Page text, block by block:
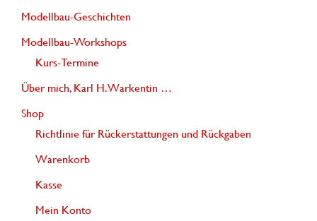
Modellbau-Geschichten
Modellbau-Workshops
Kurs-Termine
Über mich, Karl H. Warkentin …
Shop
Richtlinie für Rückerstattungen und Rückgaben
Warenkorb
Kasse
Mein Konto